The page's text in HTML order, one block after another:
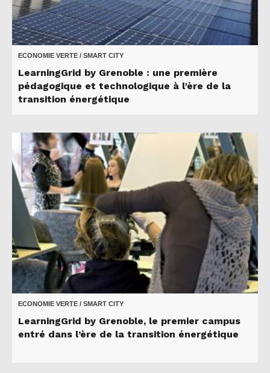
ECONOMIE VERTE / SMART CITY
LearningGrid by Grenoble : une première
pédagogique et technologique à l'ère de la
transition énergétique
ECONOMIE VERTE / SMART CITY
LearningGrid by Grenoble, le premier campus
entré dans l’ère de la transition énergétique